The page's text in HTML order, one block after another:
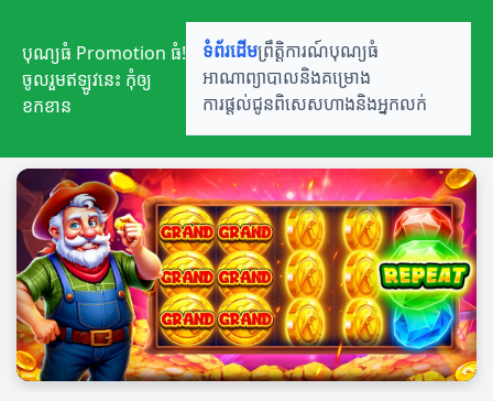
បុណ្យធំ Promotion ធំ!
ចូលរួមឥឡូវនេះ កុំឲ្យ
ខកខាន
ទំព័រដើមព្រឹត្តិការណ៍បុណ្យធំ
អាណាព្យាបាលនិងគម្រោង
ការផ្តល់ជូនពិសេសហាងនិងអ្នកលក់